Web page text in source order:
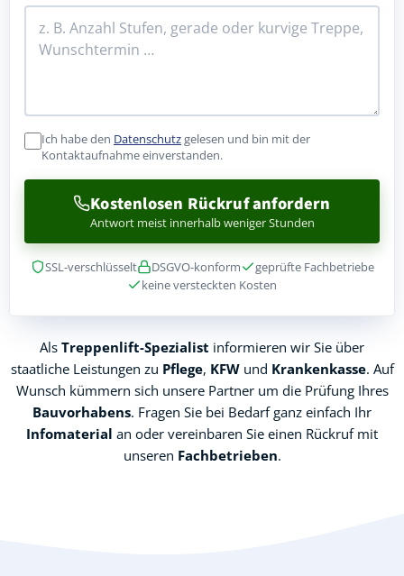
Ich habe den Datenschutzgelesen und bin mit der
Kontaktaufnahme einverstanden.
Kostenlosen Rückruf anfordern
Antwort meist innerhalb weniger Stunden
SSL-verschlüsselt DSGVO-konform
geprüfte Fachbetriebe
keine versteckten Kosten
Als Treppenlift-Spezialist informieren wir Sie über
staatliche Leistungen zu Pflege, KFWund Krankenkasse. Auf
Wunsch kümmern sich unsere Partner um die Prüfung Ihres
Bauvorhabens. Fragen Sie bei Bedarf ganz einfach Ihr
Infomaterial an oder vereinbaren Sie einen Rückruf mit
unseren Fachbetrieben.